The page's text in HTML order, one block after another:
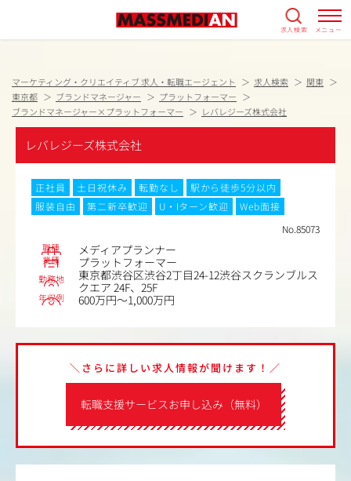
求人検索 メニュー
マーケティング・クリエイティブ 求人・転職エージェント 求人検索
関東
東京都
ブランドマネージャー
プラットフォーマー
ブランドマネージャー×プラットフォーマー
レバレジーズ株式会社
レバレジーズ株式会社
正社員 土日祝休み 転勤なし
駅から徒歩5分以内
服装自由
第二新卒歓迎 U・Iターン歓迎
Web面接
No.85073
職種 メディアプランナー
業種 プラットフォーマー
勤務地
東京都渋谷区渋谷2丁目24-12渋谷スクランブルス
クエア 24F、25F
年収例 600万円～1,000万円
転職支援サービスお申し込み（無料）
＼さらに詳しい求人情報が聞けます！／